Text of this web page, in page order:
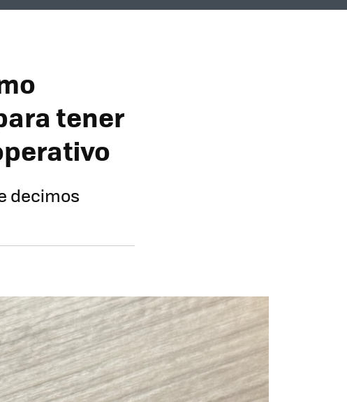
tener
decimos